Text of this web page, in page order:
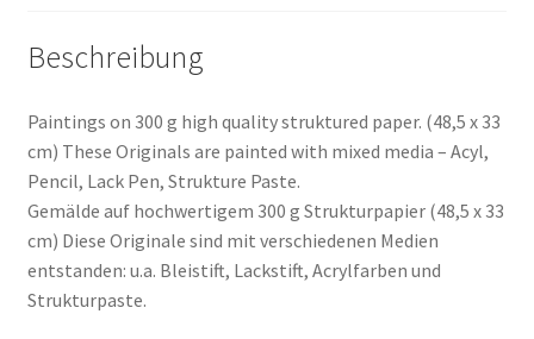
Beschreibung
Paintings on 300 g high quality struktured paper. (48,5 x 33
cm) These Originals are painted with mixed media – Acyl,
Pencil, Lack Pen, Strukture Paste.
Gemälde auf hochwertigem 300 g Strukturpapier (48,5 x 33
cm) Diese Originale sind mit verschiedenen Medien
entstanden: u.a. Bleistift, Lackstift, Acrylfarben und
Strukturpaste.